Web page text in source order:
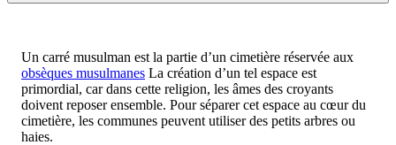
Un carré musulman est la partie d’un cimetière réservée aux
obsèques musulmanes La création d’un tel espace est
primordial, car dans cette religion, les âmes des croyants
doivent reposer ensemble. Pour séparer cet espace au cœur du
cimetière, les communes peuvent utiliser des petits arbres ou
haies.